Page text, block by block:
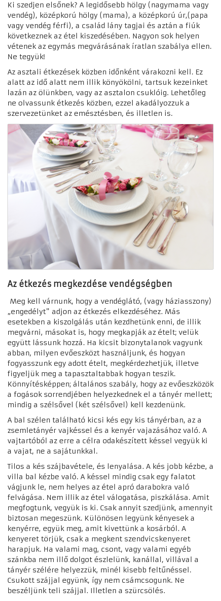
Ki szedjen elsőnek? A legidősebb hölgy (nagymama vagy
vendég), középkorú hölgy (mama), a középkorú úr,(papa
vagy vendég férfi), a család lány tagjai és aztán a fiúk
következnek az étel kiszedésében. Nagyon sok helyen
vétenek az egymás megvárásának íratlan szabálya ellen.
Ne tegyük!
Az asztali étkezések közben időnként várakozni kell. Ez
alatt az idő alatt nem illik könyökölni, tartsuk kezeinket
lazán az ölünkben, vagy az asztalon csuklóig. Lehetőleg
ne olvassunk étkezés közben, ezzel akadályozzuk a
szervezetünket az emésztésben, és illetlen is.
Az étkezés megkezdése vendégségben
Meg kell várnunk, hogy a vendéglátó, (vagy háziasszony)
„engedélyt" adjon az étkezés elkezdéséhez. Más
esetekben a kiszolgálás után kezdhetünk enni, de illik
megvárni, másokat is, hogy megkapják az ételt; velük
együtt lássunk hozzá. Ha kicsit bizonytalanok vagyunk
abban, milyen evőeszközt használjunk, és hogyan
fogyasszunk egy adott ételt, megkérdezhetjük, illetve
figyeljük meg a tapasztaltabbak hogyan teszik.
Könnyítésképpen; általános szabály, hogy az evőeszközök
a fogások sorrendjében helyezkednek el a tányér mellett;
mindig a szélsővel (két szélsővel) kell kezdenünk.
A bal szélen található kicsi kés egy kis tányérban, az a
zsemletányér vajkéssel és a kenyér vajazásához való. A
vajtartóból az erre a célra odakészített késsel vegyük ki
a vajat, ne a sajátunkkal.
Tilos a kés szájbavétele, és lenyalása. A kés jobb kézbe, a
villa bal kézbe való. A késsel mindig csak egy falatot
vágjunk le, nem helyes az étel apró darabokra való
felvágása. Nem illik az étel válogatása, piszkálása. Amit
megfogtunk, vegyük is ki. Csak annyit szedjünk, amennyit
biztosan megeszünk. Különösen legyünk kényesek a
kenyérre, együk meg, amit kivettünk a kosárból. A
kenyeret törjük, csak a megkent szendvicskenyeret
harapjuk. Ha valami mag, csont, vagy valami egyéb
szánkba nem illő dolgot észlelünk, kanállal, villával a
tányér szélére helyezzük, minél kisebb feltűnéssel.
Csukott szájjal együnk, így nem csámcsogunk. Ne
beszéljünk teli szájjal. Illetlen a szürcsölés.